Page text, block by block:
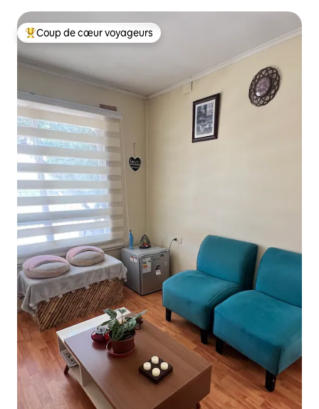
Coups de cœur voyageurs les plus appréciés
Coup de cœur voyageurs